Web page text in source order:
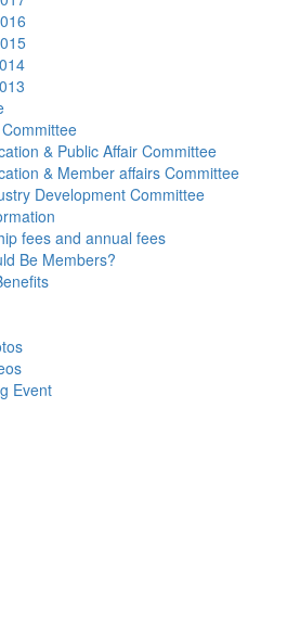
& Public Affair Committee
& Member affairs Committee
Development Committee
fees and annual fees
Be Members?
Event